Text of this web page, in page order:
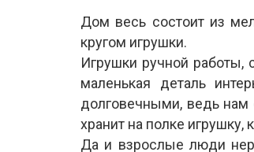
Дом весь состоит из
кругом игрушки.
Игрушки ручной работы,
маленькая деталь
долговечными, ведь нам
хранит на полке
Да и взрослые люди